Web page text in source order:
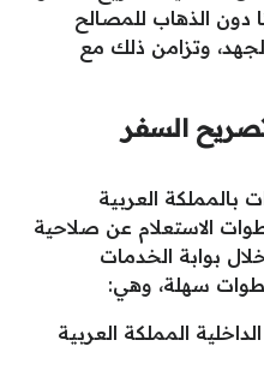
دون الذهاب للمصالح
وتزامن ذلك مع
السفر
بالمملكة العربية
الاستعلام عن صلاحية
بوابة الخدمات
بخطوات سهلة، وهي:
المملكة العربية